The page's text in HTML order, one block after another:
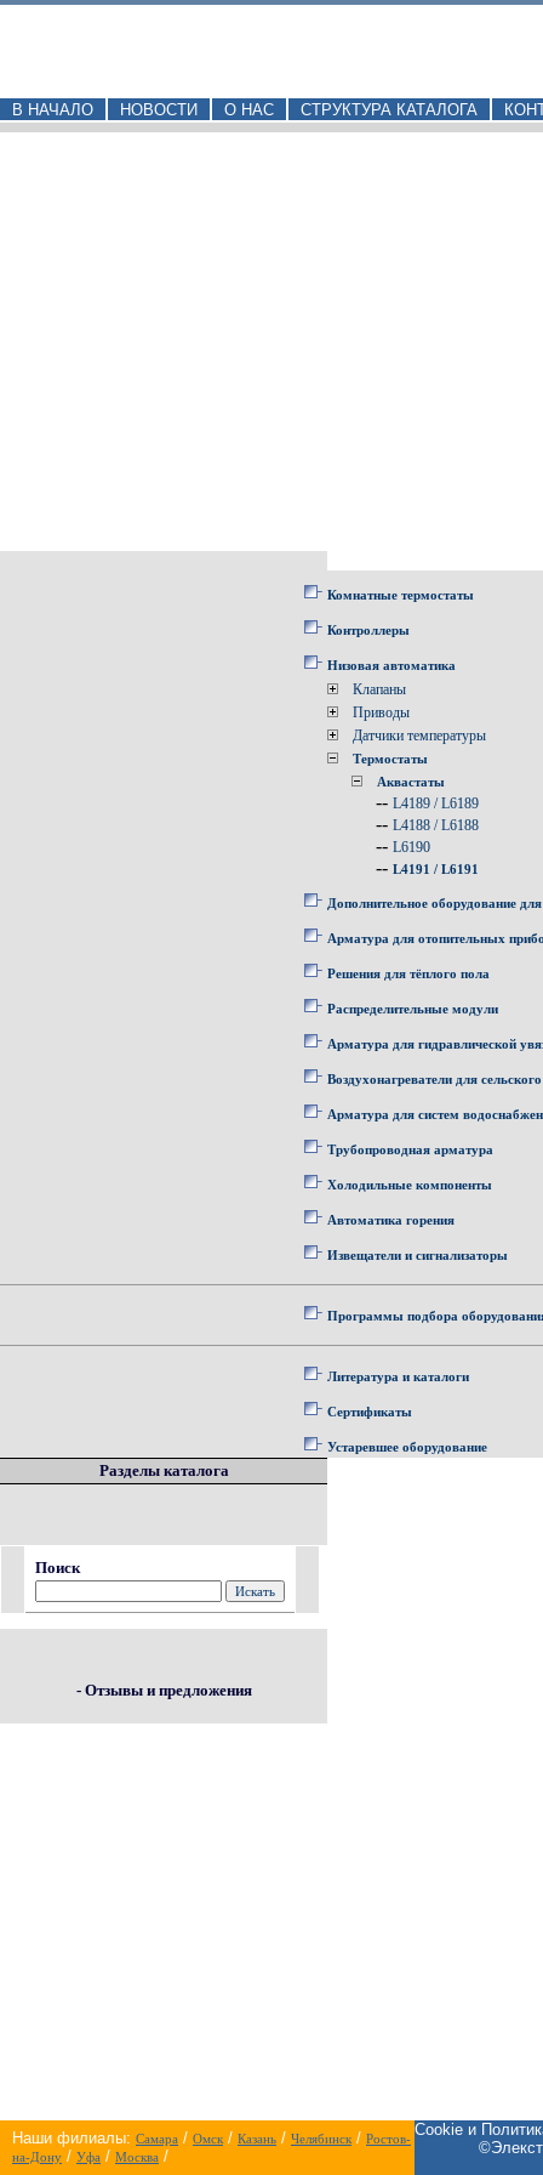
В НАЧАЛО НОВОСТИ О НАС СТРУКТУРА КАТАЛОГА
Комнатные термостаты
Контроллеры
Низовая автоматика
Клапаны
Приводы
Датчики температуры
Термостаты
Аквастаты
-- L4189 / L6189
-- L4188 / L6188
-- L6190
-- L4191 / L6191
Дополнительное оборудование
Арматура для отопительных
Решения для тёплого пола
Распределительные модули
Арматура для гидравлической
Воздухонагреватели для
Арматура для систем
Трубопроводная арматура
Холодильные компоненты
Автоматика горения
Извещатели и сигнализаторы
Программы подбора
Литература и каталоги
Сертификаты
Устаревшее оборудование
Разделы каталога
Поиск
- Отзывы и предложения
Наши филиалы: Самара / Омск/ Казань / Челябинск/ Ростов-
на-Дону / Уфа / Москва /
Cookie и